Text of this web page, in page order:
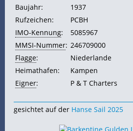
Baujahr:
1937
Rufzeichen:
PCBH
IMO-Kennung:
5085967
MMSI-Nummer: 246709000
Flagge:
Niederlande
Heimathafen:
Kampen
Eigner: P & T Charters
gesichtet auf der Hanse Sail 2025